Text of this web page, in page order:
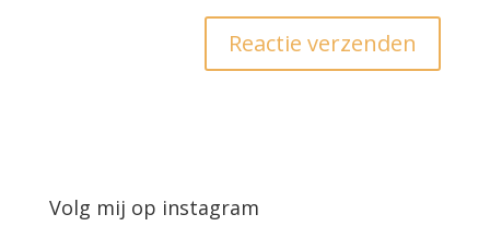
Volg mij op instagram